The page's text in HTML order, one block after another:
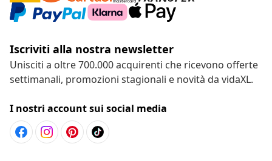
Iscriviti alla nostra newsletter
Unisciti a oltre 700.000 acquirenti che ricevono offerte
settimanali, promozioni stagionali e novità da vidaXL.
I nostri account sui social media